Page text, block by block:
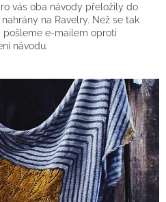
vás oba návody přeložily do
na Ravelry. Než se tak
e-mailem oproti
návodu.